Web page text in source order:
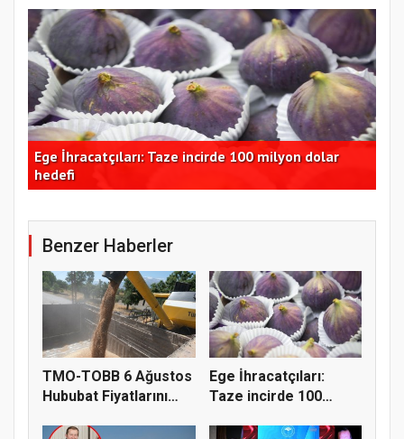
Ege İhracatçıları: Taze incirde 100 milyon dolar
hedefi
Benzer Haberler
TMO-TOBB 6 Ağustos
Hububat Fiyatlarını
Ege İhracatçıları:
Taze incirde 100